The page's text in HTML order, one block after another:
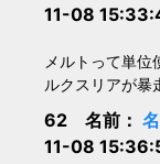
11-08
メルトって単位
ルクスリアが暴
62 名前：
11-08